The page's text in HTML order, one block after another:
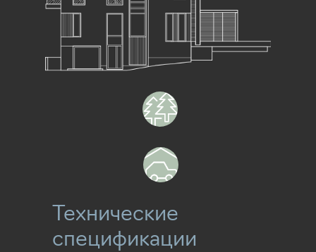
Технические
спецификации